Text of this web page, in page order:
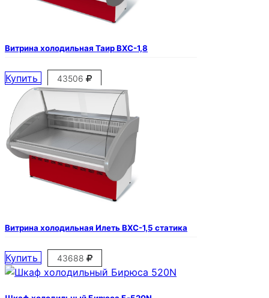
Витрина холодильная Таир ВХС-1,8
Купить 43506
Витрина холодильная Илеть ВХС-1,5 статика
Купить 43688